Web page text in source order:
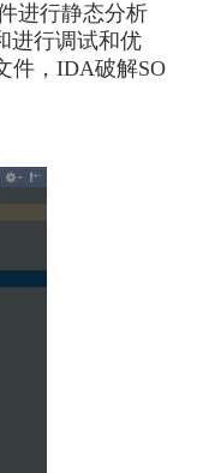
进行静态分析
进行调试和优
件，IDA破解SO